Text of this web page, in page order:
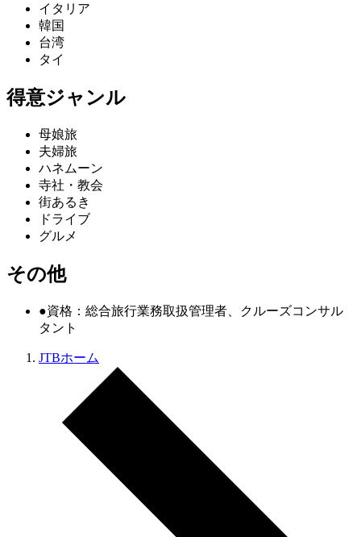
イタリア
韓国
台湾
タイ
得意ジャンル
母娘旅
夫婦旅
ハネムーン
寺社・教会
街あるき
ドライブ
グルメ
その他
●資格：総合旅行業務取扱管理者、クルーズコンサル
タント
JTBホーム